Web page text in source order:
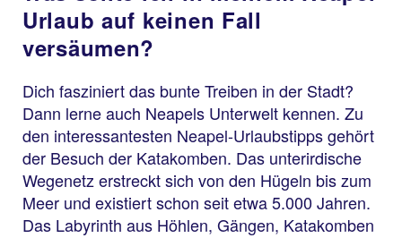
Urlaub auf keinen Fall
versäumen?
Dich fasziniert das bunte Treiben in der Stadt?
Dann lerne auch Neapels Unterwelt kennen. Zu
den interessantesten Neapel-Urlaubstipps gehört
der Besuch der Katakomben. Das unterirdische
Wegenetz erstreckt sich von den Hügeln bis zum
Meer und existiert schon seit etwa 5.000 Jahren.
Das Labyrinth aus Höhlen, Gängen, Katakomben